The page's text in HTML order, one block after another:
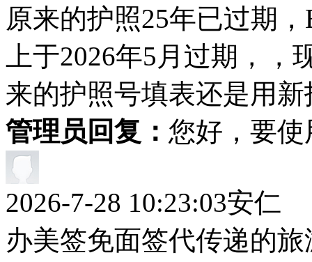
原来的护照25年已过期
上于2026年5月过期，
来的护照号填表还是用
管理员回复： 您好，要
2026-7-28 10:23:03安仁
办美签免面签代传递的